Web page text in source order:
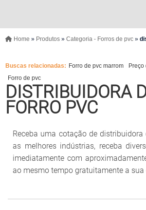
Home » Produtos» Categoria - Forros de pvc»
Buscas relacionadas: Forro de pvc marrom
Preço
Forro de pvc
DISTRIBUIDORA
FORRO PVC
Receba uma cotação de distribuidora
as melhores indústrias, receba
imediatamente com
ao mesmo tempo gratuitamente a sua